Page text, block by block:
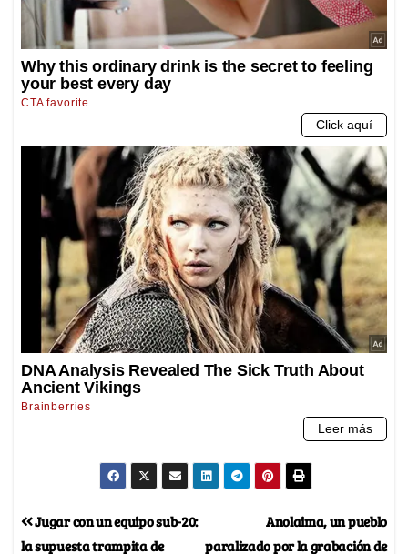
Anolaima, un pueblo
paralizado por la grabación de
Jugar con un equipo sub-20:
la supuesta trampita de